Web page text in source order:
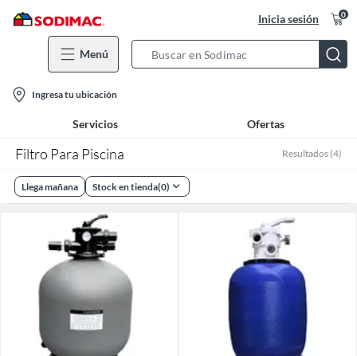
Inicia sesión 0
Menú
Bar
location-
icon
Ingresa tu ubicación
Servicios Ofertas
Filtro Para Piscina Resultados (4)
Llega mañana Stock en tienda(0)